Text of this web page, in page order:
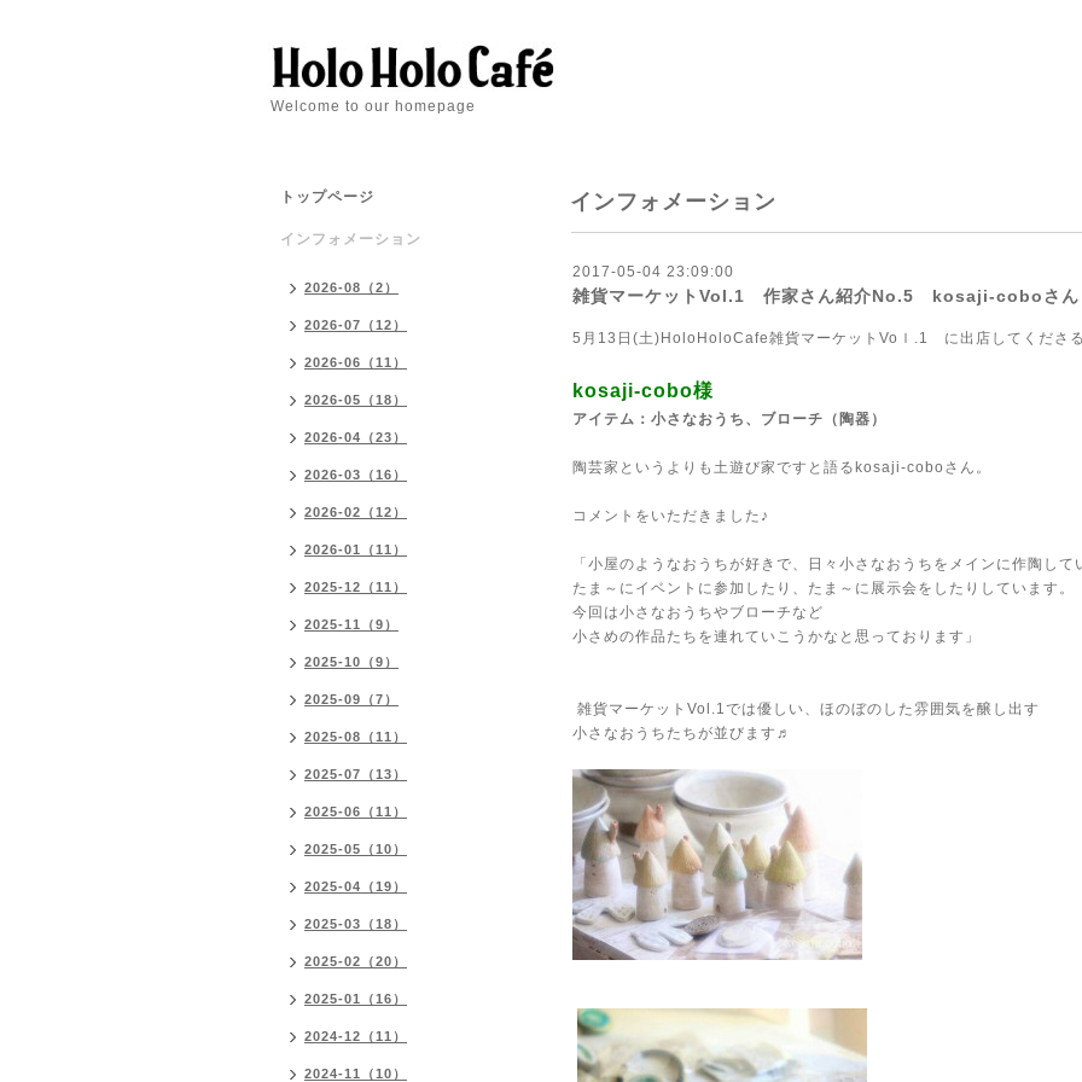
Welcome to our homepage
インフォメーション
2017-05-04 23:09:00
雑貨マーケットVol.1 作家さん紹介No.5 kosaji‐coboさん
5月13日(土)HoloHoloCafe雑貨マーケットVoｌ.1 に出店してくださ
kosaji‐cobo様
アイテム：小さなおうち、ブローチ（陶器）
陶芸家というよりも土遊び家ですと語るkosaji‐coboさん。
コメントをいただきました♪
「小屋のようなおうちが好きで、日々小さなおうちをメインに作陶して
たま～にイベントに参加したり、たま～に展示会をしたりしています。
今回は小さなおうちやブローチなど
小さめの作品たちを連れていこうかなと思っております」
雑貨マーケットVol.1では優しい、ほのぼのした雰囲気を醸し出す
小さなおうちたちが並びます♬
トップページ
インフォメーション
2026-08（2）
2026-07（12）
2026-06（11）
2026-05（18）
2026-04（23）
2026-03（16）
2026-02（12）
2026-01（11）
2025-12（11）
2025-11（9）
2025-10（9）
2025-09（7）
2025-08（11）
2025-07（13）
2025-06（11）
2025-05（10）
2025-04（19）
2025-03（18）
2025-02（20）
2025-01（16）
2024-12（11）
2024-11（10）